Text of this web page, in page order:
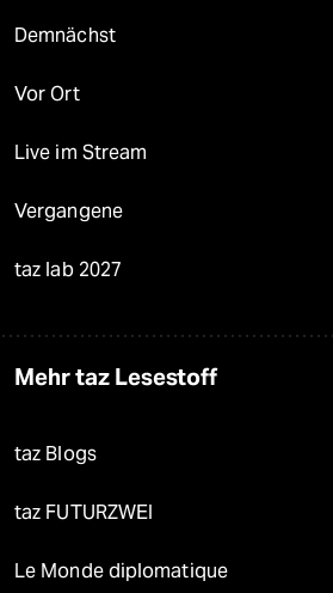
Demnächst
Vor Ort
Live im Stream
Vergangene
taz lab 2027
Mehr taz Lesestoff
taz Blogs
taz FUTURZWEI
Le Monde diplomatique